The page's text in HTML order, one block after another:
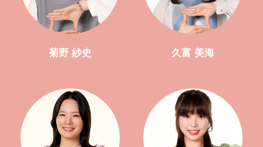
菊野 紗史 久富 美海